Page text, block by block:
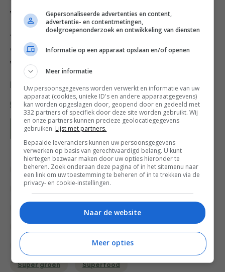
wat extra zout en citroensap toe.
4. Sprenkel de dressing over de hete bloemkool, strooi
de koriander en pompoenpitten erover en dien op met
warm platbrood.
Deel dit recept
Bewaar recept
Bewuste keuzes Diner voor 4 of meer
Gangen Gelegenheid
Hoofdgerecht
Peulvruchten Picknick recepten
Super groen Superfood
Gepersonaliseerde advertenties en content,
advertentie- en contentmetingen,
doelgroepenonderzoek en ontwikkeling van diensten
Informatie op een apparaat opslaan en/of openen
Meer informatie
Uw persoonsgegevens worden verwerkt en informatie van uw
apparaat (cookies, unieke ID's en andere apparaatgegevens)
kan worden opgeslagen door, geopend door en gedeeld met
332 partners of specifiek door deze site worden gebruikt. Wij
en onze partners kunnen precieze geolocatiegegevens
gebruiken. Lijst met partners.
Bepaalde leveranciers kunnen uw persoonsgegevens
verwerken op basis van gerechtvaardigd belang. U kunt
hiertegen bezwaar maken door uw opties hieronder te
beheren. Zoek onderaan deze pagina of in het sitemenu naar
een link om uw toestemming te beheren of in te trekken via de
privacy- en cookie-instellingen.
Naar de website
Meer opties